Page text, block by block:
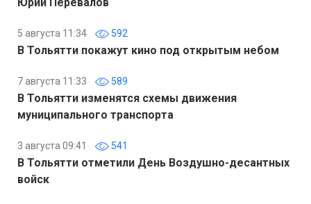
5 августа 11:34 592
В Тольятти покажут кино под открытым небом
7 августа 11:33 589
В Тольятти изменятся схемы движения
муниципального транспорта
3 августа 09:41 541
В Тольятти отметили День Воздушно-десантных
войск